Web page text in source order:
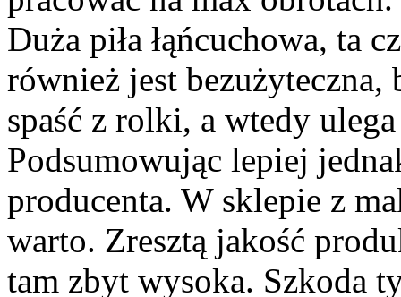
Duża piła łąńcuchowa, ta
również jest bezużyteczna,
spaść z rolki, a wtedy
Podsumowując lepiej
producenta. W sklepie z
warto. Zresztą jakość
tam zbyt wysoka. Szkoda